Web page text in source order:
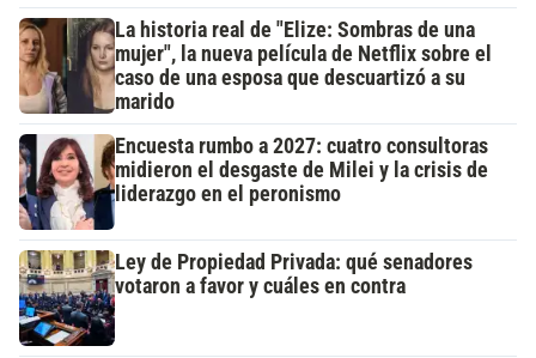
La historia real de "Elize: Sombras de una
mujer", la nueva película de Netflix sobre el
caso de una esposa que descuartizó a su
marido
Encuesta rumbo a 2027: cuatro consultoras
midieron el desgaste de Milei y la crisis de
liderazgo en el peronismo
Ley de Propiedad Privada: qué senadores
votaron a favor y cuáles en contra